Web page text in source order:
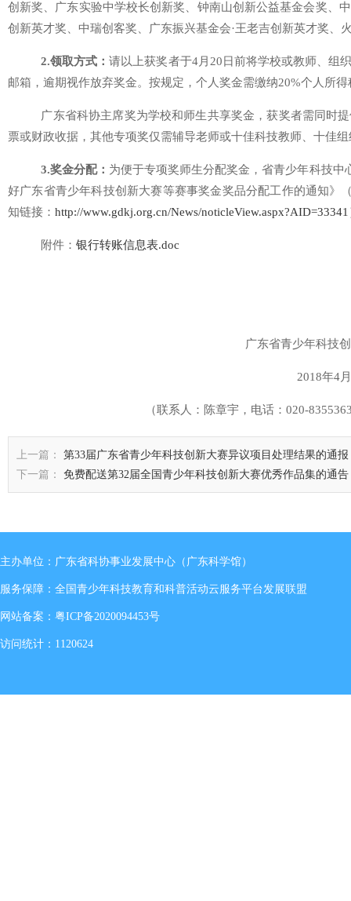
创新奖、广东实验中学校长创新奖、钟南山创新公益基金会奖、
创新英才奖、中瑞创客奖、广东振兴基金会·王老吉创新英才奖、
2.领取方式：请以上获奖者于4月20日前将学校或教师、组
邮箱，逾期视作放弃奖金。按规定，个人奖金需缴纳20%个人所得
广东省科协主席奖为学校和师生共享奖金，获奖者需同时
票或财政收据，其他专项奖仅需辅导老师或十佳科技教师、十佳
3.奖金分配： 为便于专项奖师生分配奖金，省青少年科技
好广东省青少年科技创新大赛等赛事奖金奖品分配工作的通知》
知链接： http://www.gdkj.org.cn/News/noticleView.aspx?AID=33341
附件： 银行转账信息表.doc
广东省青少年科技
2018年4
（联系人：陈章宇，电话：020-
上一篇：
第33届广东省青少年科技创新大赛异议项目处理结果的通报
下一篇：
免费配送第32届全国青少年科技创新大赛优秀作品集的通告
主办单位：广东省科协事业发展中心（广东科学馆）
服务保障：全国青少年科技教育和科普活动云服务平台发展联盟
网站备案： 粤ICP备2020094453号
访问统计：1120624